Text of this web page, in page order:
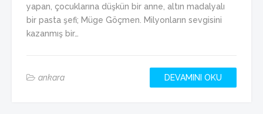
yapan, çocuklarına düşkün bir anne, altın madalyalı
bir pasta şefi; Müge Göçmen. Milyonların sevgisini
kazanmış bir…
ankara DEVAMINI OKU